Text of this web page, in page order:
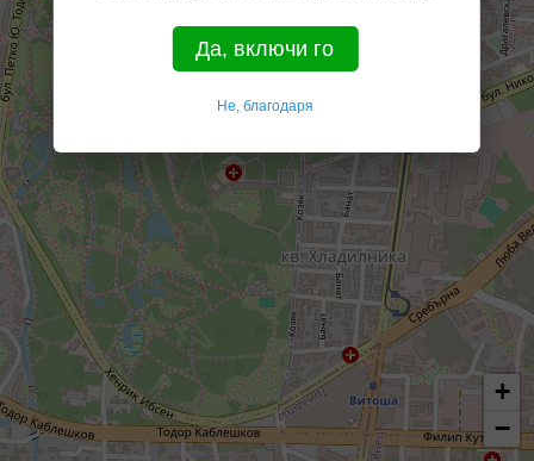
+
−
Да, включи го
Не, благодаря